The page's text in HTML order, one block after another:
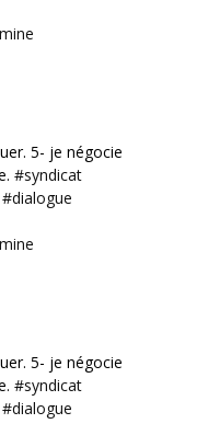
5- je négocie
#syndicat
#dialogue
5- je négocie
#syndicat
#dialogue